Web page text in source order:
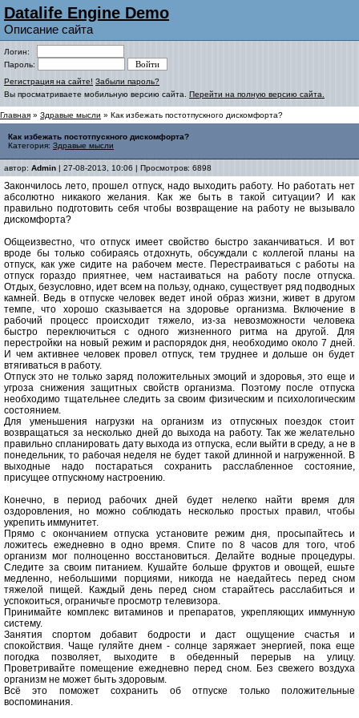
Datalife Engine Demo
Описание сайта
Логин:
Пароль:
Регистрация на сайте! Забыли пароль?
Вы просматриваете мобильную версию сайта. Перейти на полную версию сайта.
Главная » Здравые мысли » Как избежать постотпускного дискомфорта?
Как избежать постотпускного дискомфорта?
Категория: Здравые мысли
автор: Admin | 27-08-2013, 10:06 | Просмотров: 6898
Закончилось лето, прошел отпуск, надо выходить работу. Но работать нет
абсолютно никакого желания. Как же быть в такой ситуации? И как
правильно подготовить себя чтобы возвращение на работу не вызывало
дискомфорта?
Общеизвестно, что отпуск имеет свойство быстро заканчиваться. И вот
вроде бы только собираясь отдохнуть, обсуждали с коллегой планы на
отпуск, как уже сидите на рабочем месте. Перестраиваться с работы на
отпуск гораздо приятнее, чем настаиваться на работу после отпуска.
Отдых, безусловно, идет всем на пользу, однако, существует ряд подводных
камней. Ведь в отпуске человек ведет иной образ жизни, живет в другом
темпе, что хорошо сказывается на здоровье организма. Включение в
рабочий процесс происходит тяжело, из-за невозможности человека
быстро переключиться с одного жизненного ритма на другой. Для
перестройки на новый режим и распорядок дня, необходимо около 7 дней.
И чем активнее человек провел отпуск, тем труднее и дольше он будет
втягиваться в работу.
Отпуск это не только заряд положительных эмоций и здоровья, это еще и
угроза снижения защитных свойств организма. Поэтому после отпуска
необходимо тщательнее следить за своим физическим и психологическим
состоянием.
Для уменьшения нагрузки на организм из отпускных поездок стоит
возвращаться за несколько дней до выхода на работу. Так же желательно
правильно спланировать дату выхода из отпуска, если выйти в среду, а не в
понедельник, то рабочая неделя не будет такой длинной и нагруженной. В
выходные надо постараться сохранить расслабленное состояние,
присущее отпускному настроению.
Конечно, в период рабочих дней будет нелегко найти время для
оздоровления, но можно соблюдать несколько простых правил, чтобы
укрепить иммунитет.
Прямо с окончанием отпуска установите режим дня, просыпайтесь и
ложитесь ежедневно в одно время. Спите по 8 часов для того, чтоб
организм мог полноценно восстановиться. Делайте водные процедуры.
Следите за своим питанием. Кушайте больше фруктов и овощей, ешьте
медленно, небольшими порциями, никогда не наедайтесь перед сном
тяжелой пищей. Каждый день перед сном старайтесь расслабиться и
успокоиться, ограничьте просмотр телевизора.
Принимайте комплекс витаминов и препаратов, укрепляющих иммунную
систему.
Занятия спортом добавит бодрости и даст ощущение счастья и
спокойствия. Чаще гуляйте днем - солнце заряжает энергией, пока еще
погодка позволяет, выходите в обеденный перерыв на улицу.
Проветривайте помещение ежедневно перед сном. Без свежего воздуха
организм не может быть здоровым.
Всё это поможет сохранить об отпуске только положительные
воспоминания.